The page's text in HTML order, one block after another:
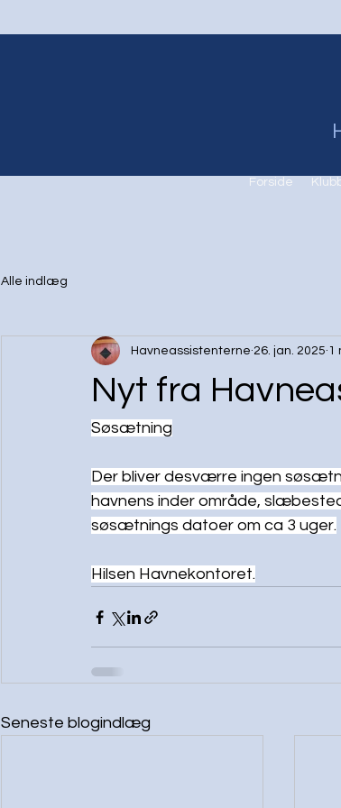
Forside
Alle indlæg
Nyt fra
Havneassistenterne 26. jan. 2025 1
Søsætning
Der bliver desværre ingen
havnens inder område,
søsætnings datoer om ca 3 uger.
Hilsen Havnekontoret.
Seneste blogindlæg